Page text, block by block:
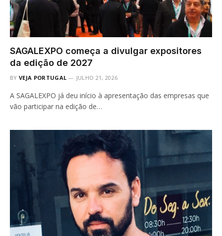
SAGALEXPO começa a divulgar expositores
da edição de 2027
BY VEJA PORTUGAL JULHO 21, 2026
A SAGALEXPO já deu início à apresentação das empresas que
vão participar na edição de…